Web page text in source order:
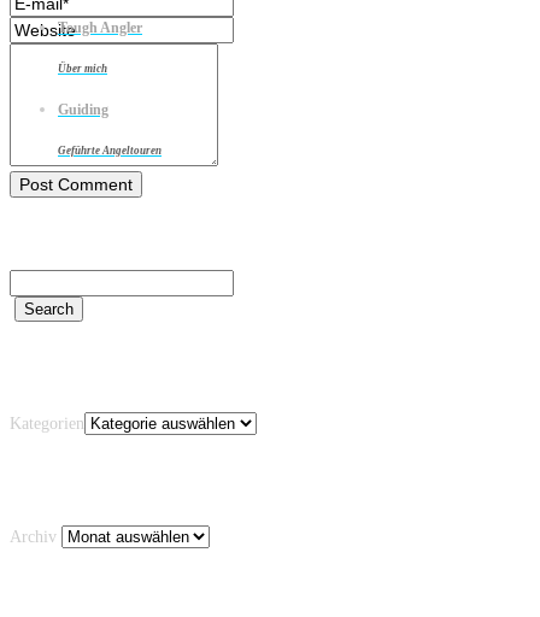
Tough Angler
Über mich
Guiding
Geführte Angeltouren
Kategorien
Archiv